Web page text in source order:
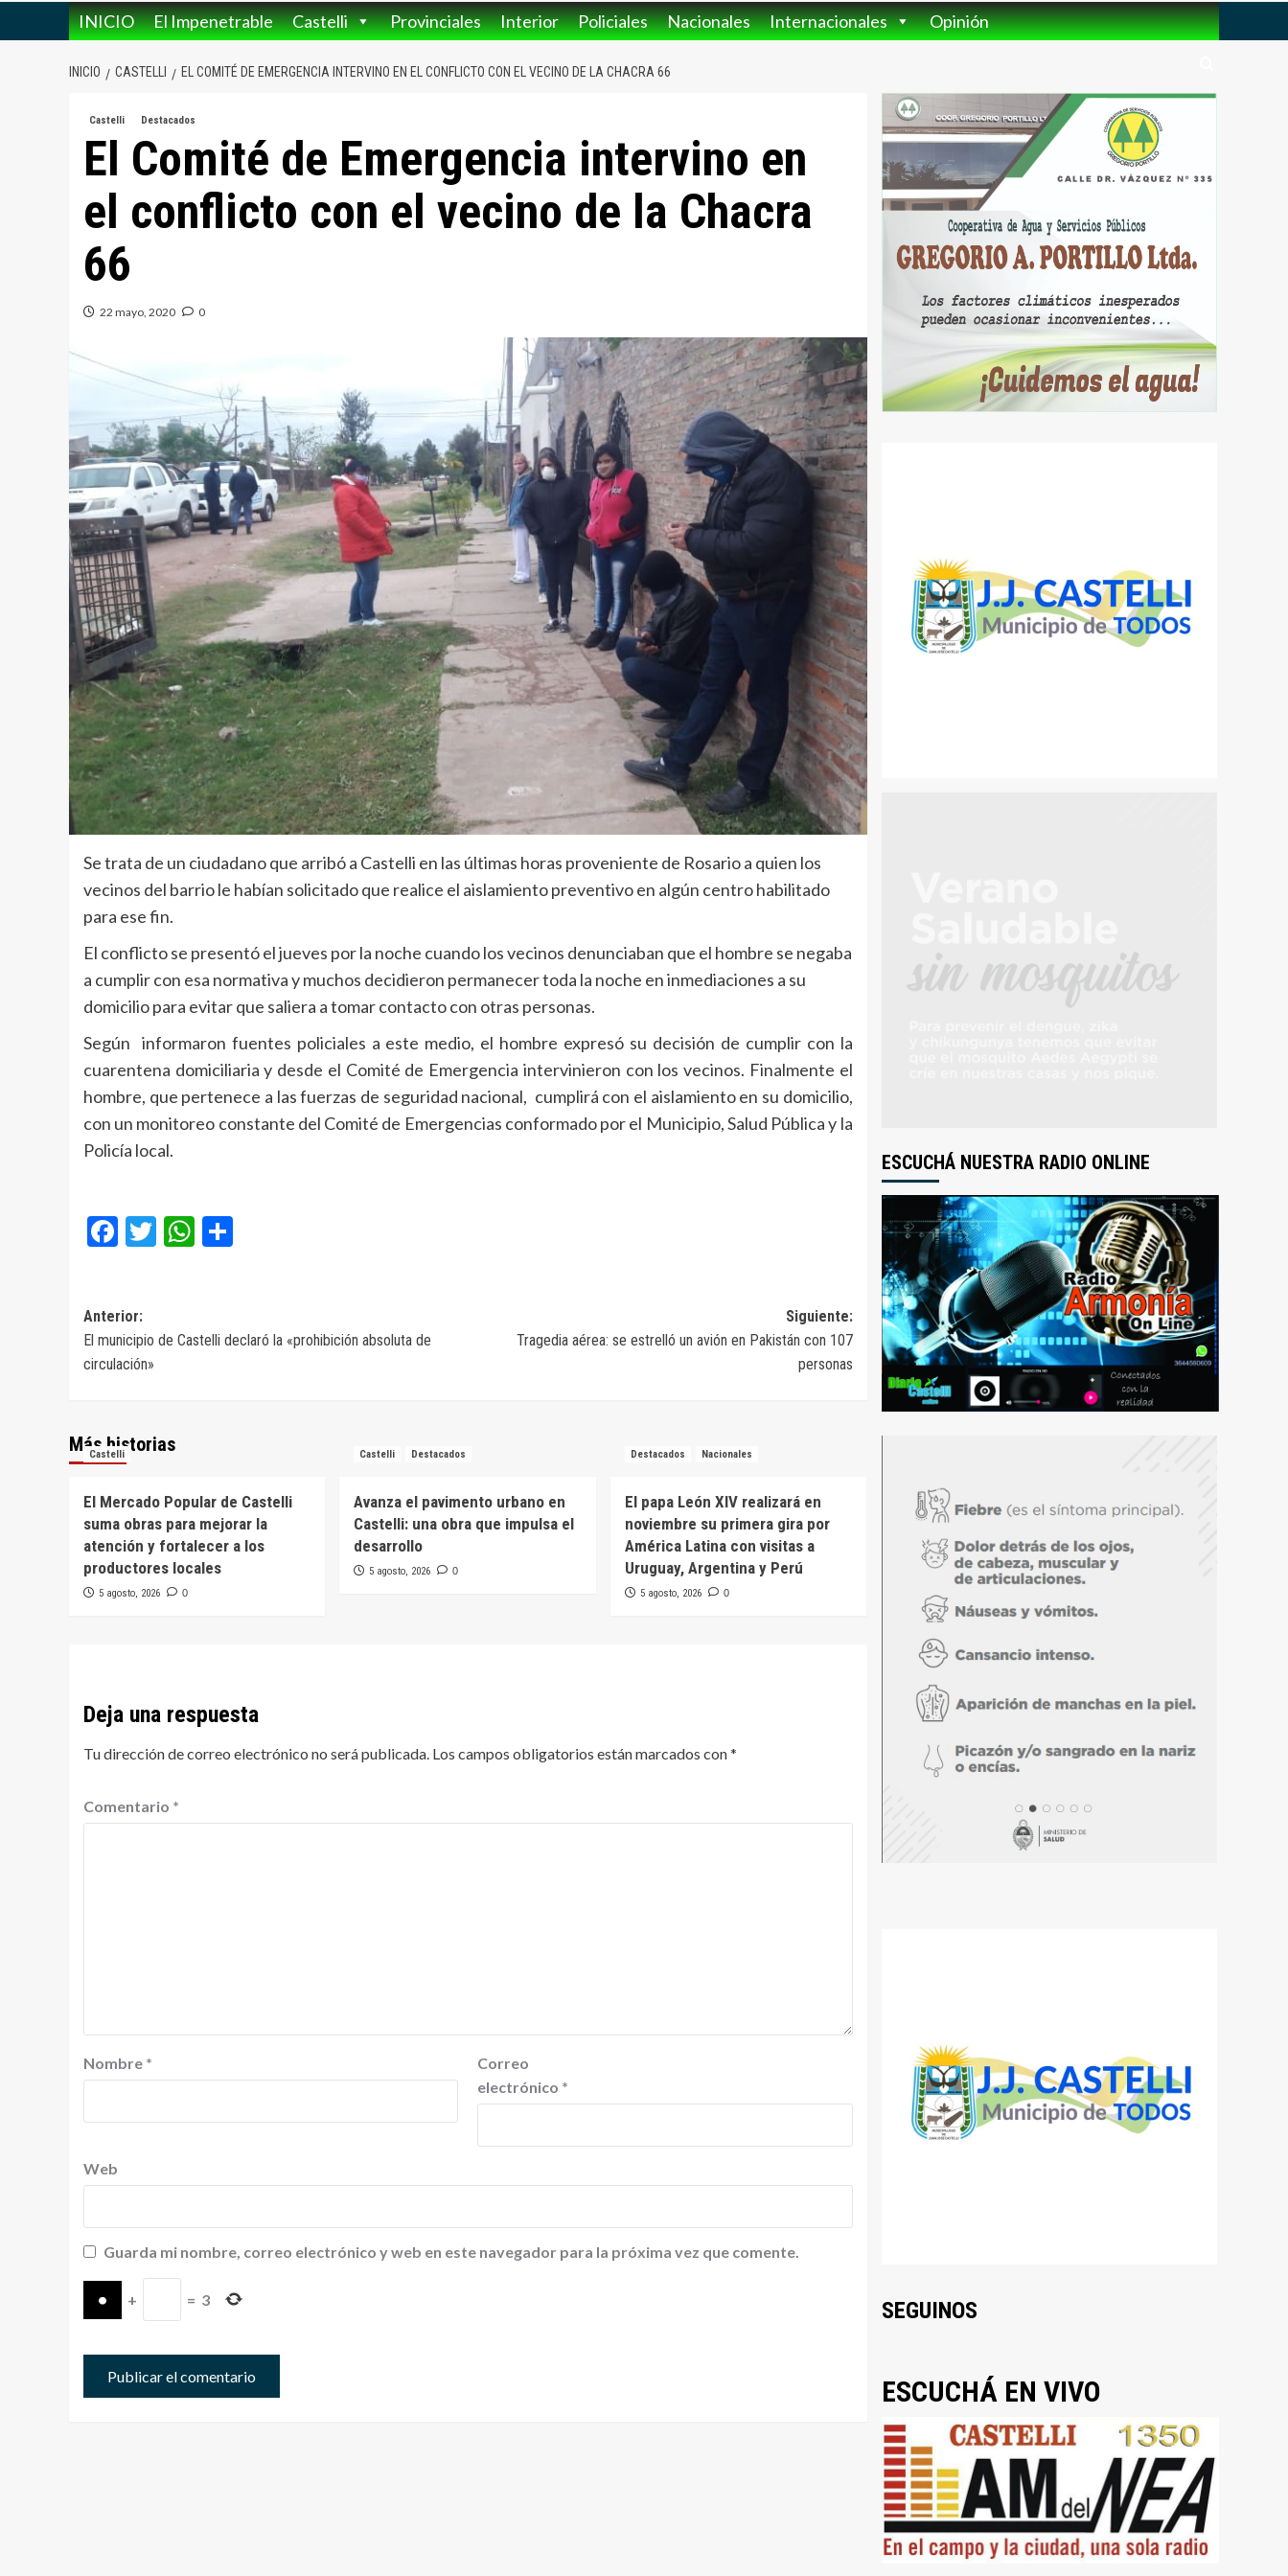
INICIO El Impenetrable Castelli Provinciales Interior Policiales Nacionales Internacionales Opinión
INICIO CASTELLI EL COMITÉ DE EMERGENCIA INTERVINO EN EL CONFLICTO CON EL VECINO DE LA CHACRA 66
Castelli Destacados
El Comité de Emergencia intervino en
el conflicto con el vecino de la Chacra
66
22 mayo, 2020 0
Se trata de un ciudadano que arribó a Castelli en las últimas horas proveniente de Rosario a quien los
vecinos del barrio le habían solicitado que realice el aislamiento preventivo en algún centro habilitado
para ese fin.
El conflicto se presentó el jueves por la noche cuando los vecinos denunciaban que el hombre se negaba
a cumplir con esa normativa y muchos decidieron permanecer toda la noche en inmediaciones a su
domicilio para evitar que saliera a tomar contacto con otras personas.
Según informaron fuentes policiales a este medio, el hombre expresó su decisión de cumplir con la
cuarentena domiciliaria y desde el Comité de Emergencia intervinieron con los vecinos. Finalmente el
hombre, que pertenece a las fuerzas de seguridad nacional, cumplirá con el aislamiento en su domicilio,
con un monitoreo constante del Comité de Emergencias conformado por el Municipio, Salud Pública y la
Policía local.
Facebook
TwitterWhatsApp
Navegación
de
Anterior:
El municipio de Castelli declaró la «prohibición absoluta de
circulación»
Siguiente:
Tragedia aérea: se estrelló un avión en Pakistán con 107
personas
Más historias
Castelli
El Mercado Popular de Castelli
suma obras para mejorar la
atención y fortalecer a los
productores locales
5 agosto, 2026 0
Castelli Destacados
Avanza el pavimento urbano en
Castelli: una obra que impulsa el
desarrollo
5 agosto, 2026 0
Destacados Nacionales
El papa León XIV realizará en
noviembre su primera gira por
América Latina con visitas a
Uruguay, Argentina y Perú
5 agosto, 2026 0
Deja una respuesta
Tu dirección de correo electrónico no será publicada. Los campos obligatorios están marcados con*
Comentario *
Nombre *
Correo
electrónico *
Web
Guarda mi nombre, correo electrónico y web en este navegador para la próxima vez que comente.
+ = 3
ESCUCHÁ NUESTRA RADIO ONLINE
SEGUINOS
ESCUCHÁ EN VIVO